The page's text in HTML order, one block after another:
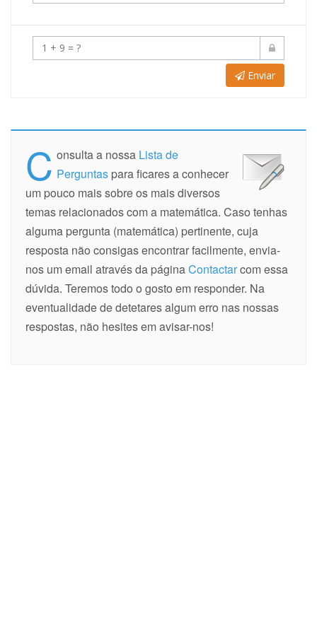
Enviar
C onsulta a nossa Lista de
Perguntas para ficares a conhecer
um pouco mais sobre os mais diversos
temas relacionados com a matemática. Caso tenhas
alguma pergunta (matemática) pertinente, cuja
resposta não consigas encontrar facilmente, envia-
nos um email através da páginaContactarcom essa
dúvida. Teremos todo o gosto em responder. Na
eventualidade de detetares algum erro nas nossas
respostas, não hesites em avisar-nos!